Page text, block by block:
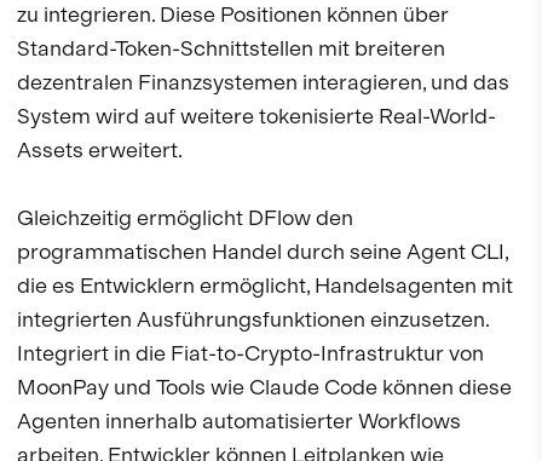
zu integrieren. Diese Positionen können über
Standard-Token-Schnittstellen mit breiteren
dezentralen Finanzsystemen interagieren, und das
System wird auf weitere tokenisierte Real-World-
Assets erweitert.
Gleichzeitig ermöglicht DFlow den
programmatischen Handel durch seine Agent CLI,
die es Entwicklern ermöglicht, Handelsagenten mit
integrierten Ausführungsfunktionen einzusetzen.
Integriert in die Fiat-to-Crypto-Infrastruktur von
MoonPay und Tools wie Claude Code können diese
Agenten innerhalb automatisierter Workflows
arbeiten. Entwickler können Leitplanken wie